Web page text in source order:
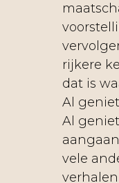
rijkere
dat is
Al
Al
vele